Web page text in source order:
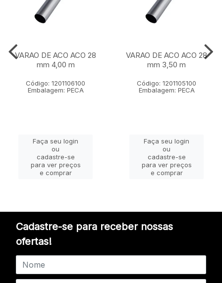
VARAO DE ACO ACO 28
mm 4,00 m
Código: 1201106100
Embalagem: PECA
Faça seu login
ou
cadastre-se
para ver preços
e comprar
VARAO DE ACO ACO 28
mm 3,50 m
Código: 1201105100
Embalagem: PECA
Faça seu login
ou
cadastre-se
para ver preços
e comprar
Cadastre-se para receber nossas
ofertas!